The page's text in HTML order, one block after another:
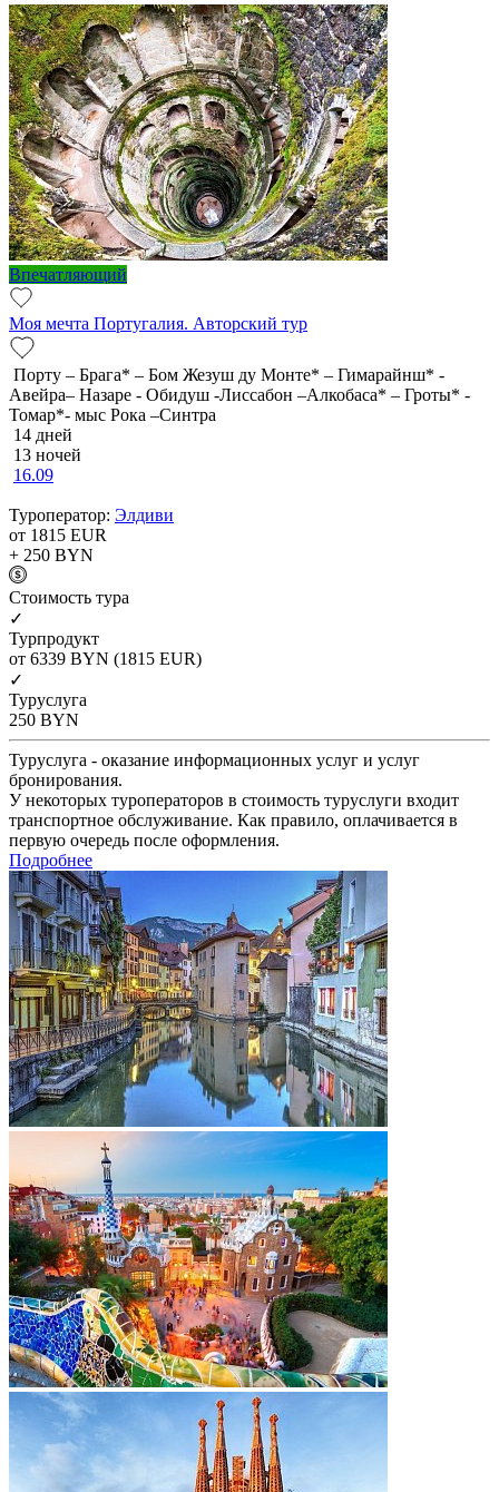
Впечатляющий
Моя мечта Португалия. Авторский тур
Порту – Брага* – Бом Жезуш ду Монте* – Гимарайнш* -
Авейра– Назаре - Обидуш -Лиссабон –Алкобаса* – Гроты* -
Томар*- мыс Рока –Синтра
14 дней
13 ночей
16.09
Туроператор: Элдиви
от 1815 EUR
+ 250 BYN
Cтоимость тура
✓
Турпродукт
от 6339 BYN (1815 EUR)
✓
Туруслуга
250 BYN
Туруслуга - оказание информационных услуг и услуг
бронирования.
У некоторых туроператоров в стоимость туруслуги входит
транспортное обслуживание. Как правило, оплачивается в
первую очередь после оформления.
Подробнее